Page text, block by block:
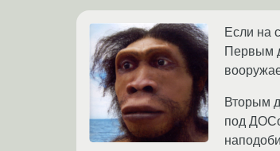
Если на
Первым
Вторым
под